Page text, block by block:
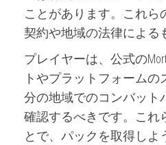
ことがあります。これら
契約や地域の法律による
プレイヤーは、公式の
トやプラットフォーム
分の地域でのコンバット
確認するべきです。これ
とで、パックを取得し